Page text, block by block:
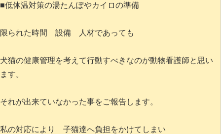
■低体温対策の湯たんぽやカイロの準備
限られた時間 設備 人材であっても
犬猫の健康管理を考えて行動すべきなのが動物看護師と思い
ます。
それが出来ていなかった事をご報告します。
私の対応により 子猫達へ負担をかけてしまい